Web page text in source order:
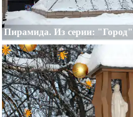
Пирамида. Из серии: "Город"